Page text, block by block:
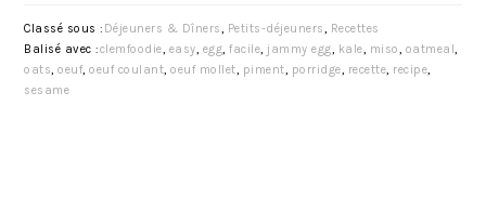
Classé sous : Déjeuners & Dîners, Petits-déjeuners, Recettes
Balisé avec :clemfoodie, easy, egg,facile, jammy egg, kale, miso, oatmeal,
oats,oeuf,oeuf coulant,oeuf mollet, piment, porridge, recette, recipe,
sesame